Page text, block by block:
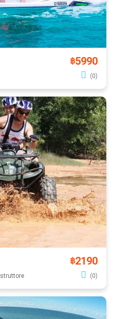
฿5990
(0)
฿2190
Istruttore (0)